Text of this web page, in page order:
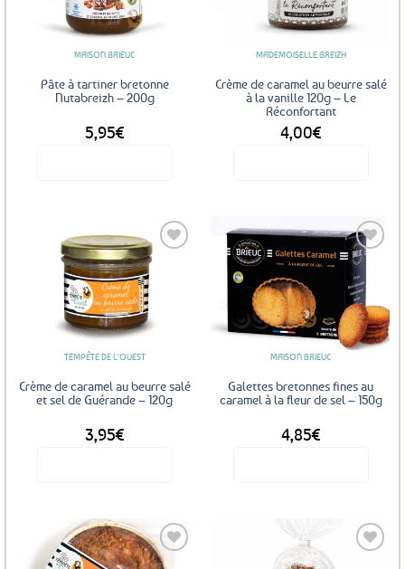
MAISON BRIEUC
Pâte à tartiner bretonne
Nutabreizh – 200g
5,95€
MADEMOISELLE BREIZH
Crème de caramel au beurre salé
à la vanille 120g – Le
Réconfortant
4,00€
TEMPÊTE DE L'OUEST
Crème de caramel au beurre salé
et sel de Guérande – 120g
3,95€
Ajouter
aux
favoris
MAISON BRIEUC
Galettes bretonnes fines au
caramel à la fleur de sel – 150g
4,85€